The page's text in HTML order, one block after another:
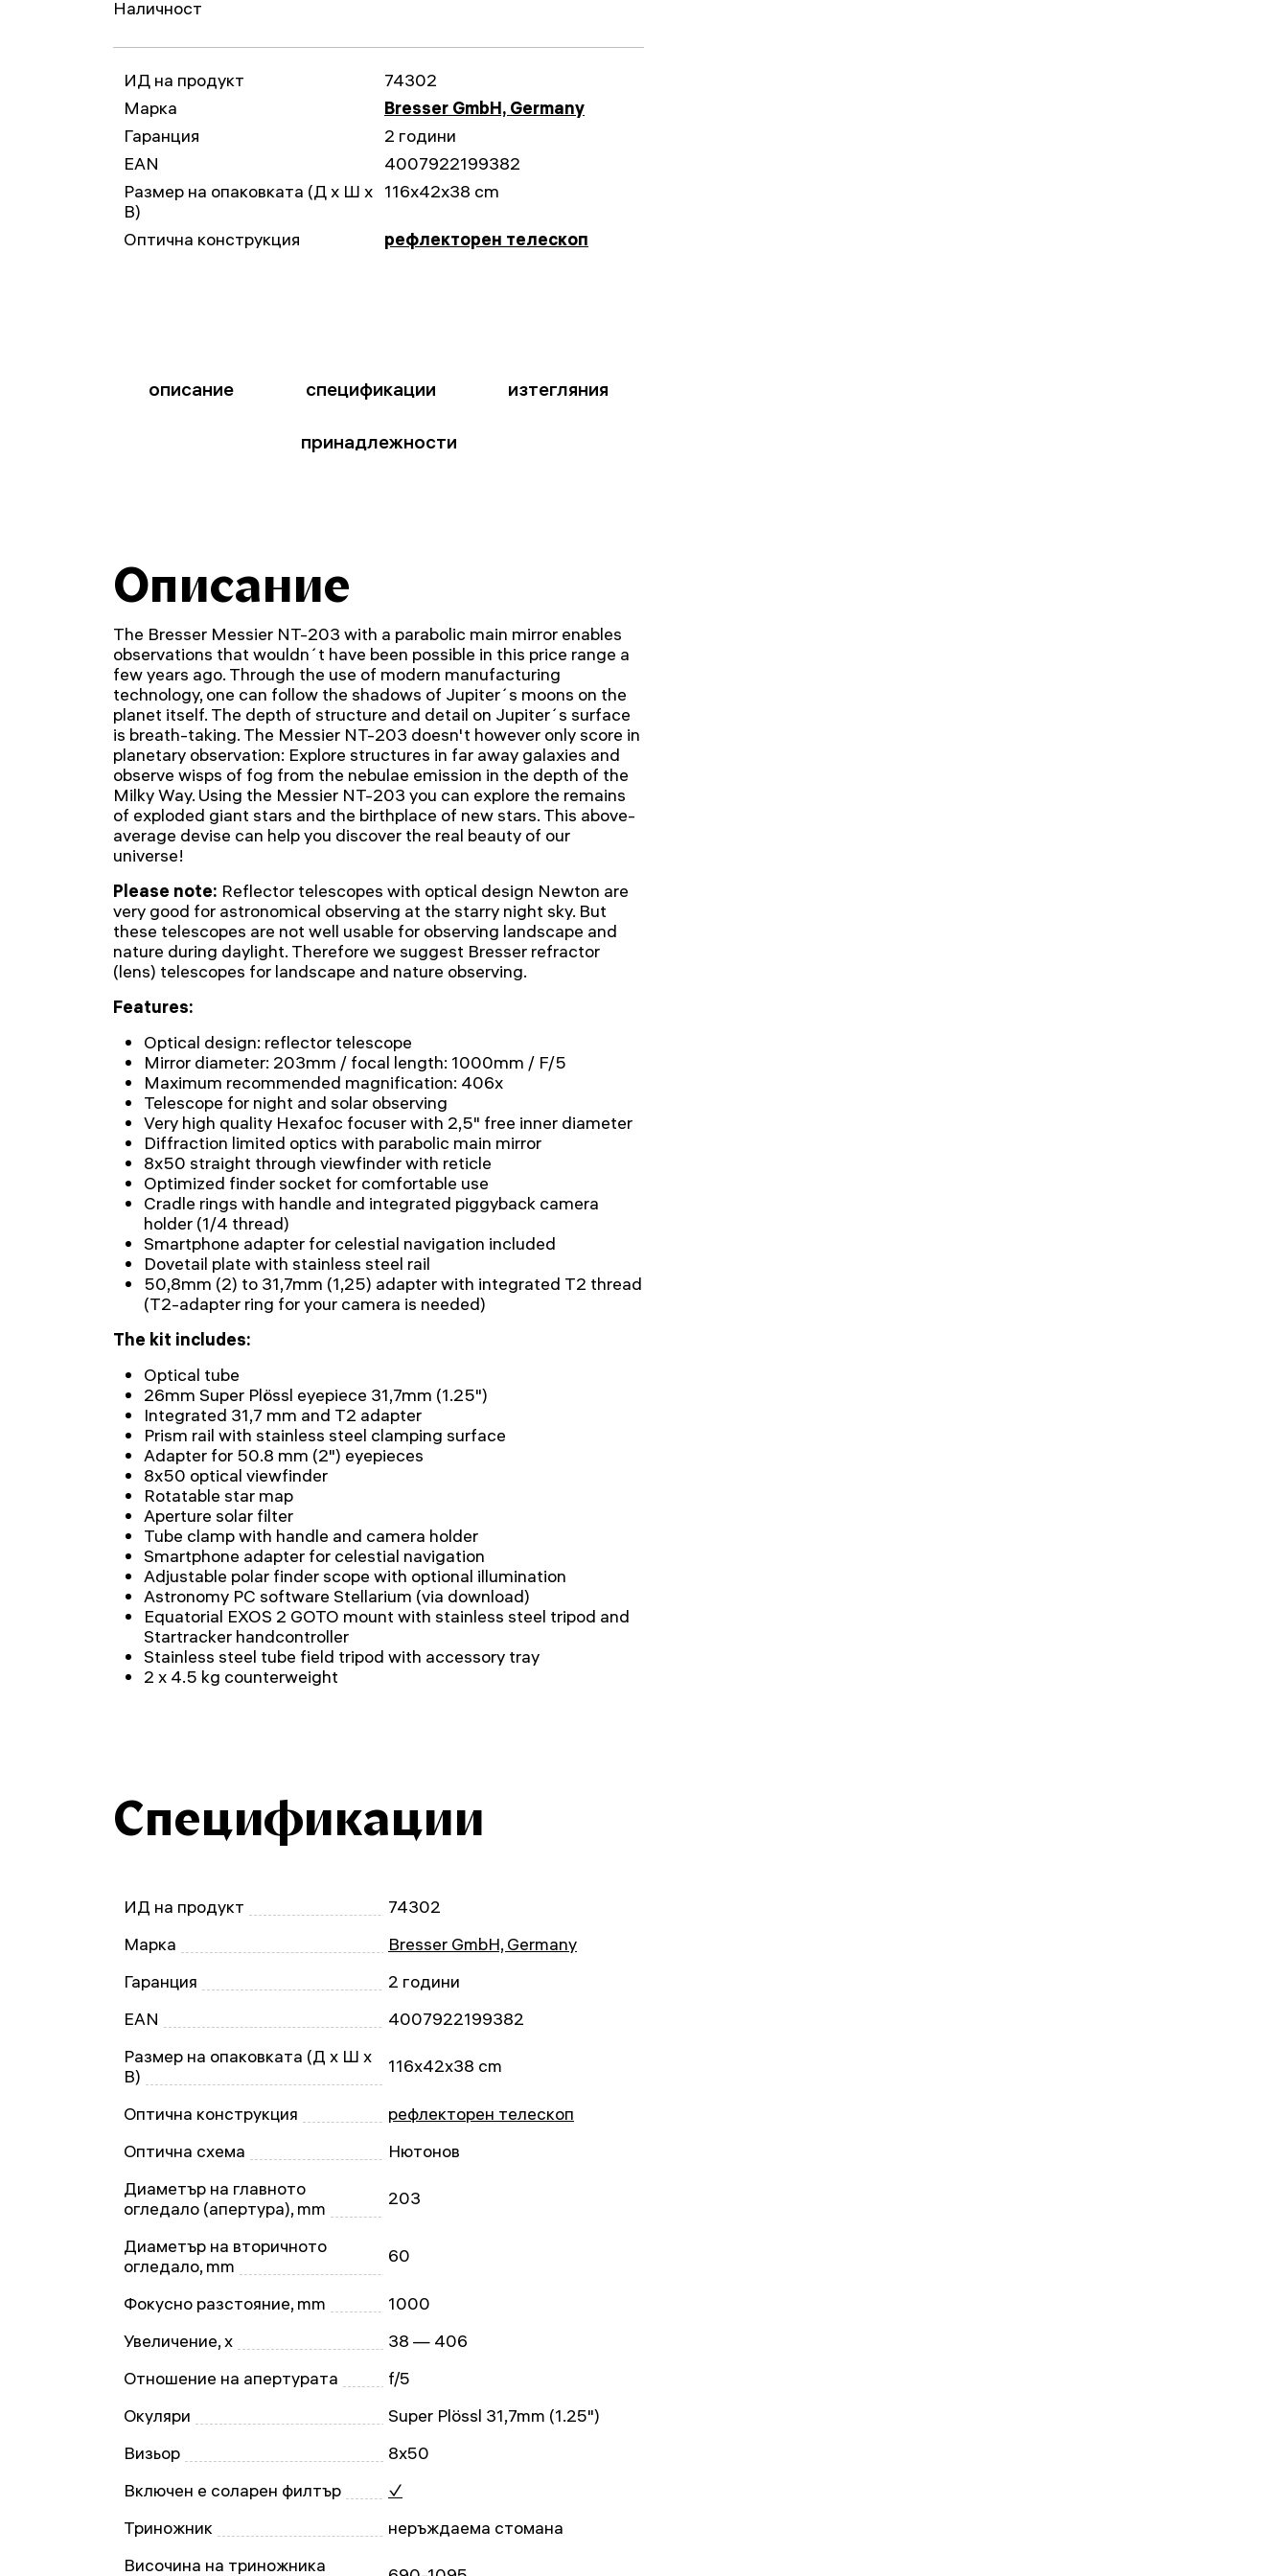
Наличност
ИД на продукт
74302
Марка
Bresser GmbH, Germany
Гаранция
2 години
EAN
4007922199382
Размер на опаковката (Д x Ш x
В)
116x42x38 cm
Оптична конструкция рефлекторен телескоп
описание спецификации изтегляния
принадлежности
Описание
The Bresser Messier NT-203 with a parabolic main mirror enables
observations that wouldn´t have been possible in this price range a
few years ago. Through the use of modern manufacturing
technology, one can follow the shadows of Jupiter´s moons on the
planet itself. The depth of structure and detail on Jupiter´s surface
is breath-taking. The Messier NT-203 doesn't however only score in
planetary observation: Explore structures in far away galaxies and
observe wisps of fog from the nebulae emission in the depth of the
Milky Way. Using the Messier NT-203 you can explore the remains
of exploded giant stars and the birthplace of new stars. This above-
average devise can help you discover the real beauty of our
universe!
Please note: Reflector telescopes with optical design Newton are
very good for astronomical observing at the starry night sky. But
these telescopes are not well usable for observing landscape and
nature during daylight. Therefore we suggest Bresser refractor
(lens) telescopes for landscape and nature observing.
Features:
Optical design: reflector telescope
Mirror diameter: 203mm / focal length: 1000mm / F/5
Maximum recommended magnification: 406x
Telescope for night and solar observing
Very high quality Hexafoc focuser with 2,5" free inner diameter
Diffraction limited optics with parabolic main mirror
8x50 straight through viewfinder with reticle
Optimized finder socket for comfortable use
Cradle rings with handle and integrated piggyback camera
holder (1/4 thread)
Smartphone adapter for celestial navigation included
Dovetail plate with stainless steel rail
50,8mm (2) to 31,7mm (1,25) adapter with integrated T2 thread
(T2-adapter ring for your camera is needed)
The kit includes:
Optical tube
26mm Super Plössl eyepiece 31,7mm (1.25")
Integrated 31,7 mm and T2 adapter
Prism rail with stainless steel clamping surface
Adapter for 50.8 mm (2") eyepieces
8x50 optical viewfinder
Rotatable star map
Aperture solar filter
Tube clamp with handle and camera holder
Smartphone adapter for celestial navigation
Adjustable polar finder scope with optional illumination
Astronomy PC software Stellarium (via download)
Equatorial EXOS 2 GOTO mount with stainless steel tripod and
Startracker handcontroller
Stainless steel tube field tripod with accessory tray
2 x 4.5 kg counterweight
Спецификации
ИД на продукт
74302
Марка
Bresser GmbH, Germany
Гаранция
2 години
EAN
4007922199382
Размер на опаковката (Д x Ш x
В)
116x42x38 cm
Оптична конструкция
рефлекторен телескоп
Оптична схема
Нютонов
Диаметър на главното
огледало (апертура), mm
203
Диаметър на вторичното
огледало, mm
60
Фокусно разстояние, mm
1000
Увеличение, x
38 — 406
Отношение на апертурата
f/5
Окуляри
Super Plössl 31,7mm (1.25")
Визьор
8x50
Включен е соларен филтър
✓
Триножник
неръждаема стомана
Височина на триножника